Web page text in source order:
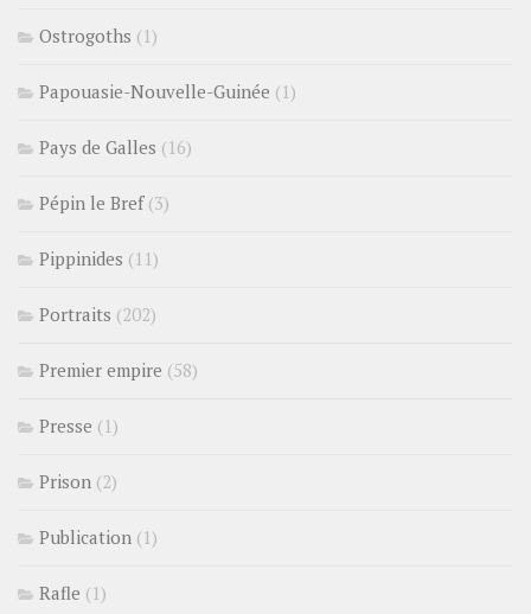
Ostrogoths (1)
Papouasie-Nouvelle-Guinée (1)
Pays de Galles (16)
Pépin le Bref(3)
Pippinides (11)
Portraits (202)
Premier empire (58)
Presse (1)
Prison (2)
Publication (1)
Rafle (1)